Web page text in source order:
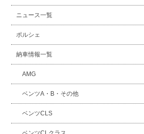
ニュース一覧
ポルシェ
納車情報一覧
AMG
ベンツA・B・その他
ベンツCLS